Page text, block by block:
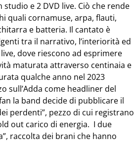
e 2 DVD live. Ciò che rende
quali cornamuse, arpa, flauti,
e batteria. Il cantato è
tra il narrativo, l’interiorità ed
dove riescono ad esprimere
maturata attraverso centinaia e
qualche anno nel 2023
sull’Adda come headliner del
la band decide di pubblicare il
perdenti”, pezzo di cui registrano
out carico di energia. I due
raccolta dei brani che hanno